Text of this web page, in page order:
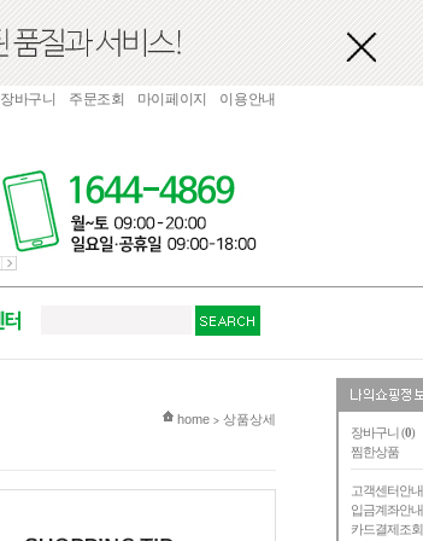
장바구니 (0)
찜한상품
고객센터안내
입금계좌안내
카드결제조회
장바구니 주문조회 마이페이지 이용안내
현재 위치
home > 상품상세